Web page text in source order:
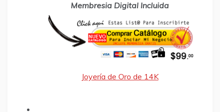
Membresia Digital Incluida
Joyería de Oro de 14K